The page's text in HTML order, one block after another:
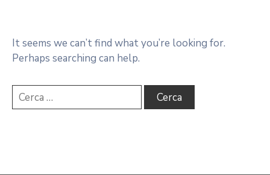
It seems we can’t find what you’re looking for.
Perhaps searching can help.